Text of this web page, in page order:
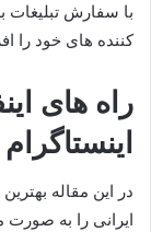
با سفارش تبلیغات
کننده های خود را
راه های
در این مقاله
ایرانی را به صورت